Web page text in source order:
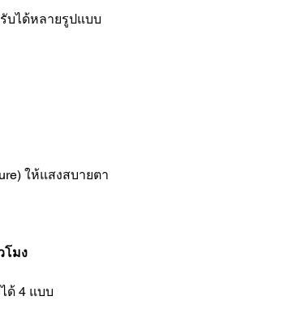
บได้หลายรูปแบบ
ให้แสงสบายตา
โมง
ด้ 4 แบบ